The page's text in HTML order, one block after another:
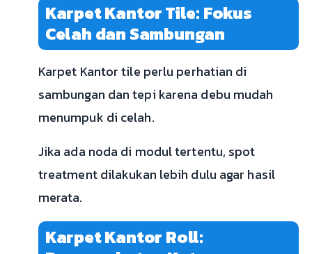
Karpet Kantor Tile: Fokus
Celah dan Sambungan
Karpet Kantor tile perlu perhatian di
sambungan dan tepi karena debu mudah
menumpuk di celah.
Jika ada noda di modul tertentu, spot
treatment dilakukan lebih dulu agar hasil
merata.
Karpet Kantor Roll: